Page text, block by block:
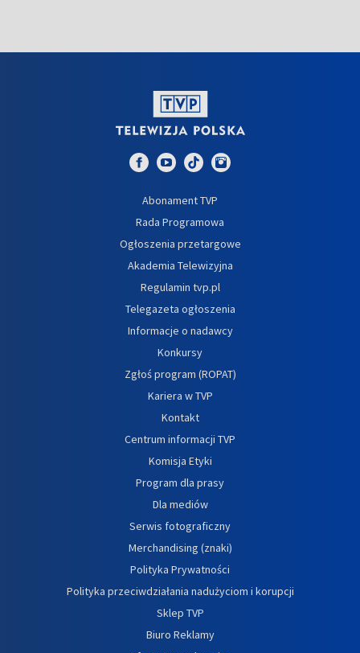
Abonament TVP
Rada Programowa
Ogłoszenia przetargowe
Akademia Telewizyjna
Regulamin tvp.pl
Telegazeta ogłoszenia
Informacje o nadawcy
Konkursy
Zgłoś program (ROPAT)
Kariera w TVP
Kontakt
Centrum informacji TVP
Komisja Etyki
Program dla prasy
Dla mediów
Serwis fotograficzny
Merchandising (znaki)
Polityka Prywatności
Polityka przeciwdziałania nadużyciom i korupcji
Sklep TVP
Biuro Reklamy